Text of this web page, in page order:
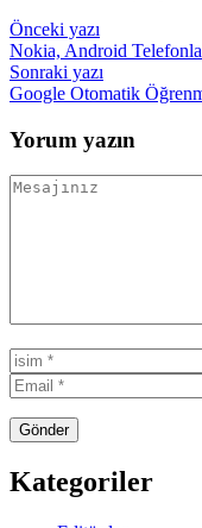
Yazı
gezinmesi
Önceki yazı
Nokia, Android
Sonraki yazı
Google Otomatik
Yorum yazın
Kategoriler